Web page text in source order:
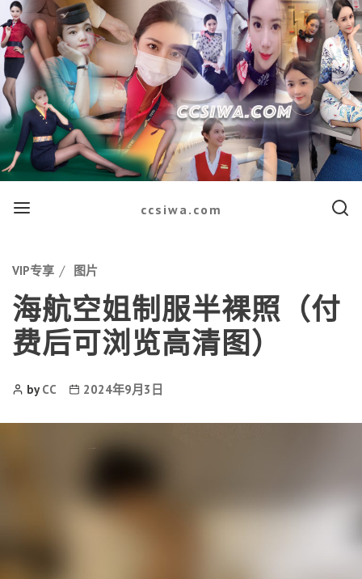
Menu ccsiwa.com Search
Categories
VIP专享 图片
海航空姐制服半裸照（付
费后可浏览高清图）
PostbyCC
Post2024年9月3日